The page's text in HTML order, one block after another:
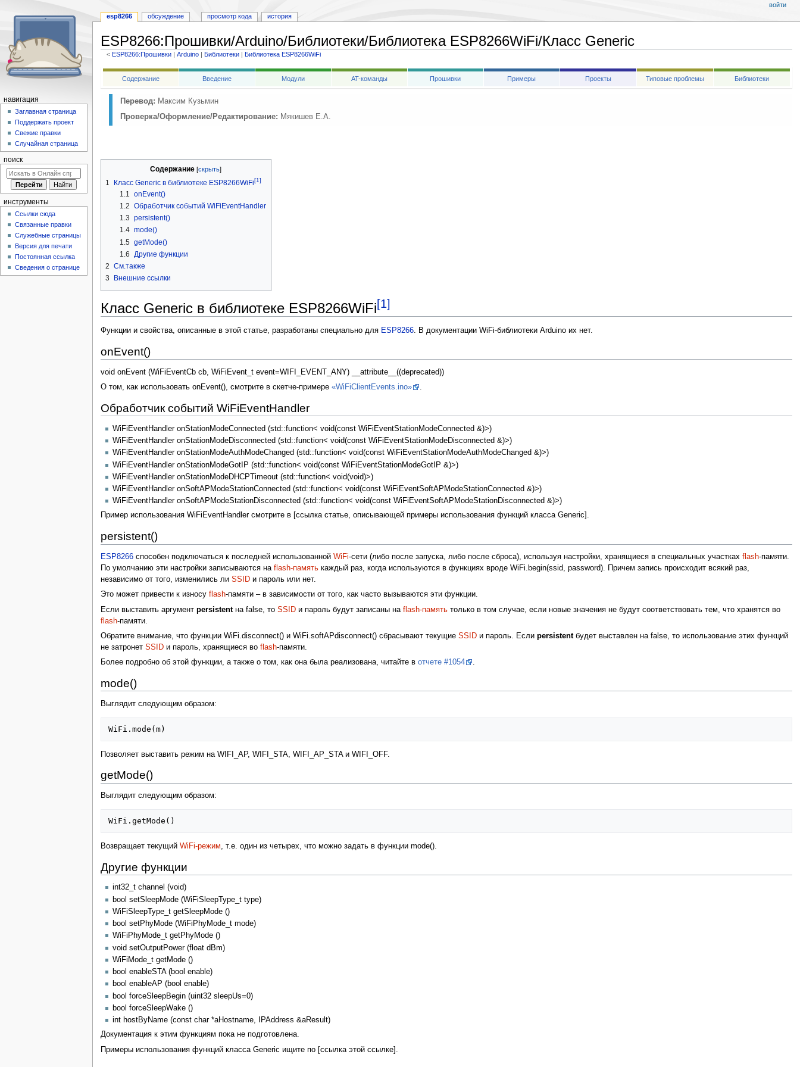
ESP8266:Прошивки/Arduino/Библиотеки/Библиотека ESP8266WiFi/Класс Generic
< ESP8266:Прошивки ‎ |Arduino Библиотеки Библиотека ESP8266WiFi
Перейти
навигации
Перейти
поиску
Содержание Введение Модули AT-команды Прошивки Примеры Проекты Типовые проблемы Библиотеки
Перевод: Максим Кузьмин
Проверка/Оформление/Редактирование: Мякишев Е.А.
Содержание
1
Класс Generic в библиотеке ESP8266WiFi[1]
1.1
onEvent()
1.2 Обработчик событий WiFiEventHandler
1.3 persistent()
1.4 mode()
1.5 getMode()
1.6
Другие функции
2 См.также
3
Внешние ссылки
Класс Generic в библиотеке ESP8266WiFi[1]
Функции и свойства, описанные в этой статье, разработаны специально для ESP8266. В документации WiFi-библиотеки Arduino их нет.
onEvent()
void onEvent (WiFiEventCb cb, WiFiEvent_t event=WIFI_EVENT_ANY) __attribute__((deprecated))
О том, как использовать onEvent(), смотрите в скетче-примере «WiFiClientEvents.ino» .
Обработчик событий WiFiEventHandler
WiFiEventHandler onStationModeConnected (std::function< void(const WiFiEventStationModeConnected &)>)
WiFiEventHandler onStationModeDisconnected (std::function< void(const WiFiEventStationModeDisconnected &)>)
WiFiEventHandler onStationModeAuthModeChanged (std::function< void(const WiFiEventStationModeAuthModeChanged &)>)
WiFiEventHandler onStationModeGotIP (std::function< void(const WiFiEventStationModeGotIP &)>)
WiFiEventHandler onStationModeDHCPTimeout (std::function< void(void)>)
WiFiEventHandler onSoftAPModeStationConnected (std::function< void(const WiFiEventSoftAPModeStationConnected &)>)
WiFiEventHandler onSoftAPModeStationDisconnected (std::function< void(const WiFiEventSoftAPModeStationDisconnected &)>)
Пример использования WiFiEventHandler смотрите в [ссылка статье, описывающей примеры использования функций класса Generic].
persistent()
ESP8266способен подключаться к последней использованной WiFi-сети (либо после запуска, либо после сброса), используя настройки, хранящиеся в специальных участках flash-памяти.
По умолчанию эти настройки записываются на flash-памятькаждый раз, когда используются в функциях вроде WiFi.begin(ssid, password). Причем запись происходит всякий раз,
независимо от того, изменились ли SSIDи пароль или нет.
Это может привести к износу flash-памяти – в зависимости от того, как часто вызываются эти функции.
Если выставить аргумент persistentна false, то SSIDи пароль будут записаны на flash-памятьтолько в том случае, если новые значения не будут соответствовать тем, что хранятся во
flash-памяти.
Обратите внимание, что функции WiFi.disconnect() и WiFi.softAPdisconnect() сбрасывают текущие SSIDи пароль. Если persistentбудет выставлен на false, то использование этих функций
не затронет SSIDи пароль, хранящиеся во flash-памяти.
Более подробно об этой функции, а также о том, как она была реализована, читайте в отчете #1054 .
mode()
Выглядит следующим образом:
WiFi .mode (m)
Позволяет выставить режим на WIFI_AP, WIFI_STA, WIFI_AP_STA и WIFI_OFF.
getMode()
Выглядит следующим образом:
WiFi .getMode ()
Возвращает текущий WiFi-режим, т.е. один из четырех, что можно задать в функции mode().
Другие функции
int32_t channel (void)
bool setSleepMode (WiFiSleepType_t type)
WiFiSleepType_t getSleepMode ()
bool setPhyMode (WiFiPhyMode_t mode)
WiFiPhyMode_t getPhyMode ()
void setOutputPower (float dBm)
WiFiMode_t getMode ()
bool enableSTA (bool enable)
bool enableAP (bool enable)
bool forceSleepBegin (uint32 sleepUs=0)
bool forceSleepWake ()
int hostByName (const char *aHostname, IPAddress &aResult)
Документация к этим функциям пока не подготовлена.
Примеры использования функций класса Generic ищите по [ссылка этой ссылке].
esp8266 обсуждение просмотр кода история
войти
навигация
Заглавная страница
Поддержать проект
Свежие правки
Случайная страница
поиск
инструменты
Ссылки сюда
Связанные правки
Служебные страницы
Версия для печати
Постоянная ссылка
Сведения о странице